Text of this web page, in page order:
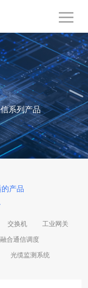
系列产品
产品
交换机 工业网关
融合通信调度
光缆监测系统